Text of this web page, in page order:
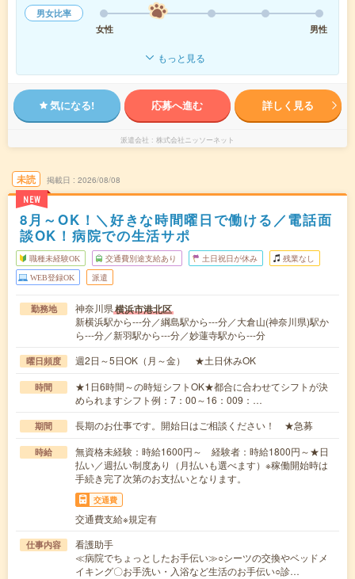
男女比率
女性
男性
もっと見る
気になる! 応募へ進む 詳しく見る
派遣会社 株式会社ニッソーネット
未読
NEW
掲載日 2026/08/08
8月～OK！＼好きな時間曜日で働ける／電話面
談OK！病院での生活サポ
職種未経験OK 交通費別途支給あり 土日祝日が休み 残業なし
WEB登録OK 派遣
勤務地 神奈川県横浜市港北区
新横浜駅から---分／綱島駅から---分／大倉山(神奈川県)駅か
ら---分／新羽駅から---分／妙蓮寺駅から---分
曜日頻度 週2日～5日OK（月～金） ★土日休みOK
時間
★1日6時間～の時短シフトOK★都合に合わせてシフトが決
められますシフト例：7：00～16：009：…
期間 長期のお仕事です。開始日はご相談ください！ ★急募
時給
無資格未経験：時給1600円～ 経験者：時給1800円～★日
払い／週払い制度あり（月払いも選べます）※稼働開始時は
手続き完了次第のお支払いとなります。
交通費
交通費支給※規定有
仕事内容
看護助手
≪病院でちょっとしたお手伝い≫○シーツの交換やベッドメ
イキング〇お手洗い・入浴など生活のお手伝い○診…